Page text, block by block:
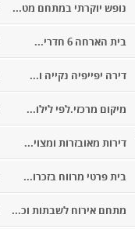
נופש יוקרתי במתחם מט...
בית הארחה 6 חדרי...
דירה יפייפיה נקייה ו...
מיקום מרכזי.לפי לילו...
דירות מאובזרות ומצוי...
בית פרטי מרווח בזכרו...
מתחם אירוח לשבתות וכ...